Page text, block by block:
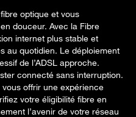
optique et vous
douceur. Avec la Fibre
internet plus stable et
au quotidien. Le déploiement
de l’ADSL approche.
connecté sans interruption.
offrir une expérience
votre éligibilité fibre en
l’avenir de votre réseau